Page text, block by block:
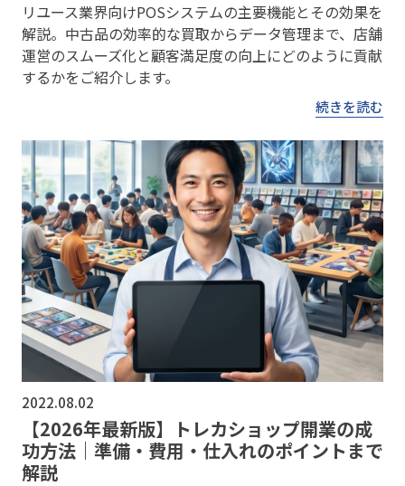
リユース業界向けPOSシステムの主要機能とその効果を
解説。中古品の効率的な買取からデータ管理まで、店舗
運営のスムーズ化と顧客満足度の向上にどのように貢献
するかをご紹介します。
続きを読む
2022.08.02
【2026年最新版】トレカショップ開業の成
功方法｜準備・費用・仕入れのポイントまで
解説